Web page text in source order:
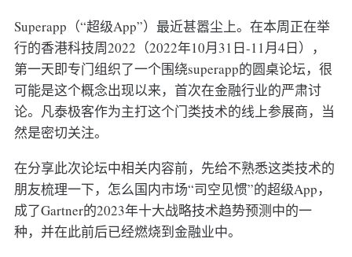
Superapp（“超级App”）最近甚嚣尘上。在本周正在举
行的香港科技周2022（2022年10月31日-11月4日），
第一天即专门组织了一个围绕superapp的圆桌论坛，很
可能是这个概念出现以来，首次在金融行业的严肃讨
论。凡泰极客作为主打这个门类技术的线上参展商，当
然是密切关注。
在分享此次论坛中相关内容前，先给不熟悉这类技术的
朋友梳理一下，怎么国内市场“司空见惯”的超级App，
成了Gartner的2023年十大战略技术趋势预测中的一
种，并在此前后已经燃烧到金融业中。